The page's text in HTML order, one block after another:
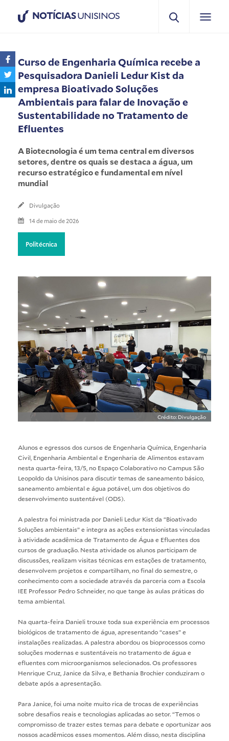
NOTÍCIASUNISINOS
Curso de Engenharia Química recebe a
Pesquisadora Danieli Ledur Kist da
empresa Bioativado Soluções
Ambientais para falar de Inovação e
Sustentabilidade no Tratamento de
Efluentes
A Biotecnologia é um tema central em diversos
setores, dentre os quais se destaca a água, um
recurso estratégico e fundamental em nível
mundial
Divulgação
14 de maio de 2026
Politécnica
Crédito: Divulgação
Alunos e egressos dos cursos de Engenharia Química, Engenharia
Civil, Engenharia Ambiental e Engenharia de Alimentos estavam
nesta quarta-feira, 13/5, no Espaço Colaborativo no Campus São
Leopoldo da Unisinos para discutir temas de saneamento básico,
saneamento ambiental e água potável, um dos objetivos do
desenvolvimento sustentável (ODS).
A palestra foi ministrada por Danieli Ledur Kist da “Bioativado
Soluções ambientais” e integra as ações extensionistas vinculadas
à atividade acadêmica de Tratamento de Água e Efluentes dos
cursos de graduação. Nesta atividade os alunos participam de
discussões, realizam visitas técnicas em estações de tratamento,
desenvolvem projetos e compartilham, no final do semestre, o
conhecimento com a sociedade através da parceria com a Escola
IEE Professor Pedro Schneider, no que tange às aulas práticas do
tema ambiental.
Na quarta-feira Danieli trouxe toda sua experiência em processos
biológicos de tratamento de água, apresentando “cases” e
instalações realizadas. A palestra abordou os bioprocessos como
soluções modernas e sustentáveis no tratamento de água e
efluentes com microorganismos selecionados. Os professores
Henrique Cruz, Janice da Silva, e Bethania Brochier conduziram o
debate após a apresentação.
Para Janice, foi uma noite muito rica de trocas de experiências
sobre desafios reais e tecnologias aplicadas ao setor. “Temos o
compromisso de trazer estes temas para debate e oportunizar aos
nossos acadêmicos esses momentos. Além disso, nesta disciplina